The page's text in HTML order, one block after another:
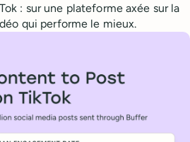
: sur une plateforme axée sur la
qui performe le mieux.